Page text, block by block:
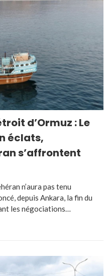
d’Ormuz : Le
éclats,
s’affrontent
n’aura pas tenu
depuis Ankara, la fin du
les négociations…